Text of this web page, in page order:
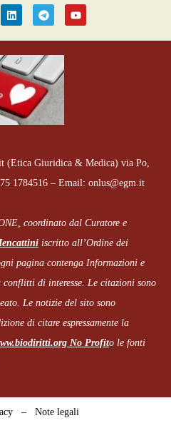
Giuridica & Medica) via Po,
1784516 – Email: onlus@egm.it
coordinato dal Curatore e
iscritto all’Ordine dei
pagina contenga Informazioni e
di interesse. Le citazioni sono
Le notizie del sito sono
di citare espressamente la
No Profito le fonti
– Note legali